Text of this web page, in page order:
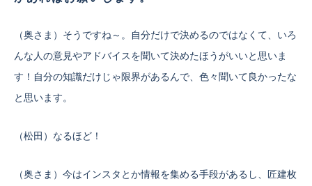
（奥さま）そうですね～。自分だけで決めるのではなくて、いろ
んな人の意見やアドバイスを聞いて決めたほうがいいと思いま
す！自分の知識だけじゃ限界があるんで、色々聞いて良かったな
と思います。
（松田）なるほど！
（奥さま）今はインスタとか情報を集める手段があるし、匠建枚